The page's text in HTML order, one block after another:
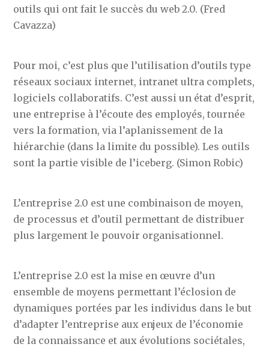
outils qui ont fait le succès du web 2.0. (Fred
Cavazza)
Pour moi, c’est plus que l’utilisation d’outils type
réseaux sociaux internet, intranet ultra complets,
logiciels collaboratifs. C’est aussi un état d’esprit,
une entreprise à l’écoute des employés, tournée
vers la formation, via l’aplanissement de la
hiérarchie (dans la limite du possible). Les outils
sont la partie visible de l’iceberg. (Simon Robic)
L’entreprise 2.0 est une combinaison de moyen,
de processus et d’outil permettant de distribuer
plus largement le pouvoir organisationnel.
L’entreprise 2.0 est la mise en œuvre d’un
ensemble de moyens permettant l’éclosion de
dynamiques portées par les individus dans le but
d’adapter l’entreprise aux enjeux de l’économie
de la connaissance et aux évolutions sociétales,